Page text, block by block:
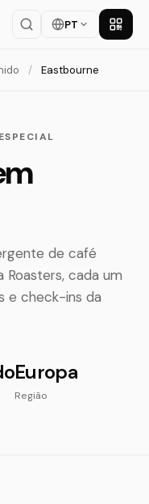
PT Baixar
/ Eastbourne
de café
cada um
e check-ins da
Europa
Região